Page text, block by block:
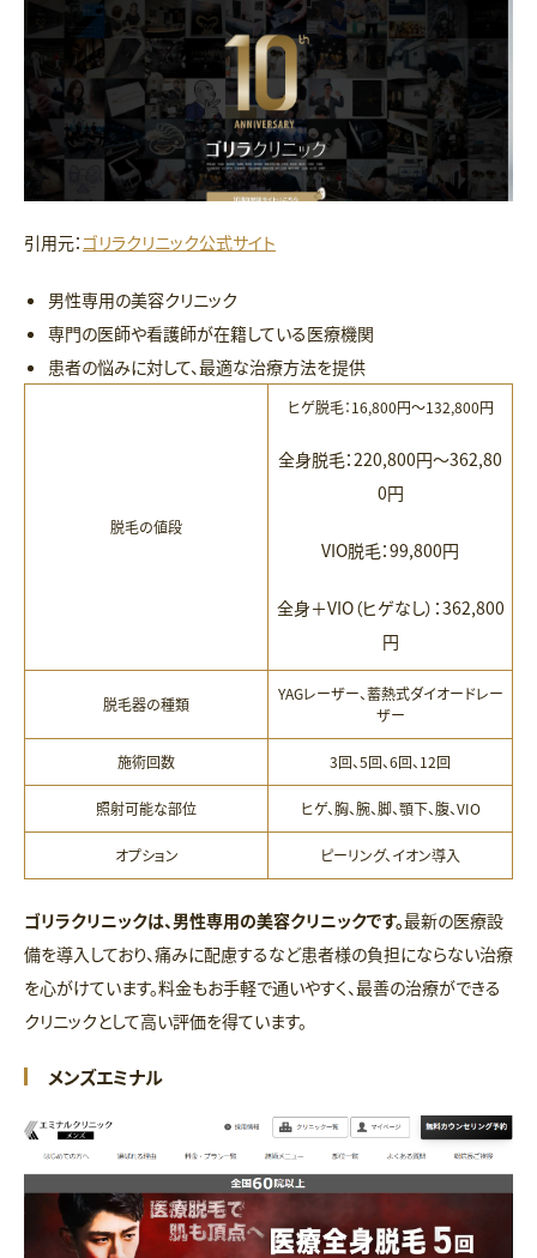
引用元： ゴリラクリニック公式サイト
男性専用の美容クリニック
専門の医師や看護師が在籍している医療機関
患者の悩みに対して、最適な治療方法を提供
脱毛の値段
ヒゲ脱毛：16,800円〜132,800円
全身脱毛：220,800円〜362,80
0円
VIO脱毛：99,800円
全身＋VIO（ヒゲなし）：362,800
円
脱毛器の種類
YAGレーザー、蓄熱式ダイオードレー
ザー
施術回数 3回、5回、6回、12回
照射可能な部位 ヒゲ、胸、腕、脚、顎下、腹、VIO
オプション ピーリング、イオン導入
ゴリラクリニックは、男性専用の美容クリニックです。最新の医療設
備を導入しており、痛みに配慮するなど患者様の負担にならない治療
を心がけています。料金もお手軽で通いやすく、最善の治療ができる
クリニックとして高い評価を得ています。
メンズエミナル